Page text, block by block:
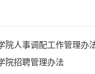
院人事调配工作管理办
院招聘管理办法